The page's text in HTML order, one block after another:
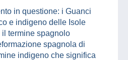
in questione: i Guanci
e indigeno delle Isole
termine spagnolo
spagnola di
indigeno che significa